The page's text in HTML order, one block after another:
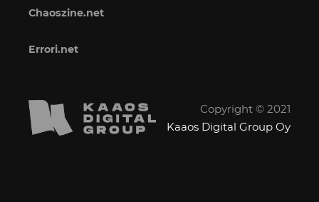
Chaoszine.net
Errori.net
Copyright © 2021
Kaaos Digital Group Oy